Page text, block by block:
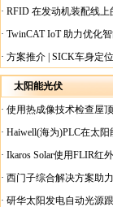
全检测行业中的应用
· RFID 在发动机装配线上
源汽车爆炸频发？
· TwinCAT IoT 助力优化
· 方案推介 | SICK车身定
太阳能光伏
· 使用热成像技术检查屋
板
· Haiwell(海为)PLC在太
用
· Ikaros Solar使用FLIR红
已装太阳能电池板
· 西门子综合解决方案助
源飞速发展
· 研华太阳发电自动光源